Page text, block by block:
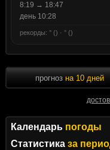
8:19 → 18:47
день 10:28
рекорды: ° () · ° ()
прогноз на 10 дней
Календарь погоды
Статистика за